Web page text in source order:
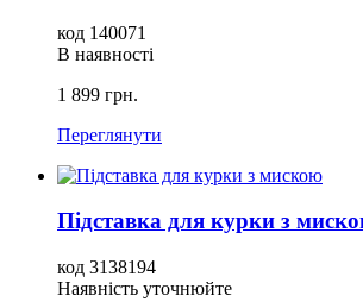
код 140071
В наявності
1 899 грн.
Переглянути
Підставка для курки з
код 3138194
Наявність уточнюйте